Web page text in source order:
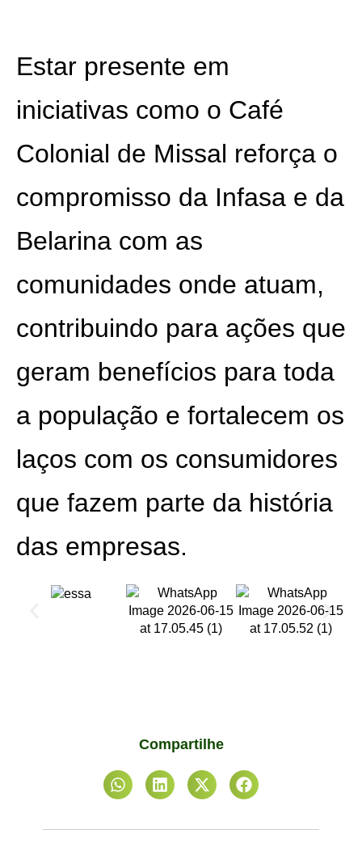
Estar presente em
iniciativas como o Café
Colonial de Missal reforça o
compromisso da Infasa e da
Belarina com as
comunidades onde atuam,
contribuindo para ações que
geram benefícios para toda
a população e fortalecem os
laços com os consumidores
que fazem parte da história
das empresas.
Compartilhe